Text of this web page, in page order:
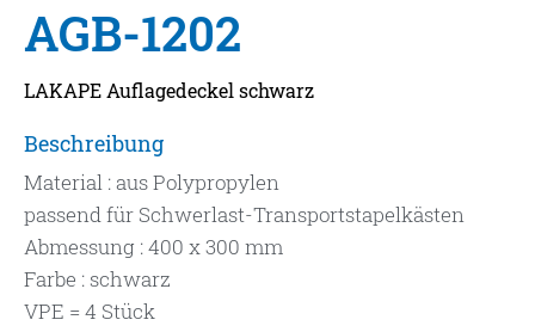
AGB-1202
LAKAPE Auflagedeckel schwarz
Beschreibung
Material : aus Polypropylen
passend für Schwerlast-Transportstapelkästen
Abmessung : 400 x 300 mm
Farbe : schwarz
VPE = 4 Stück